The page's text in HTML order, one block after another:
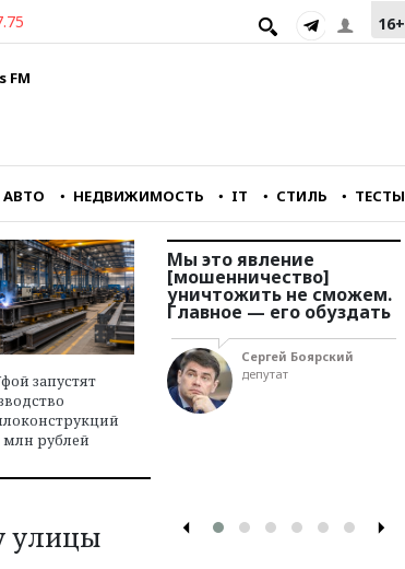
16+
FM
АВТО НЕДВИЖИМОСТЬ IT СТИЛЬ ТЕСТЫ
запустят
млн рублей
улицы
что
и не
то, может
бы машину
фен Dyson
Максим Ульянов
независимый
финансовый эксперт,
инвестор
Мы это явление
[мошенничество]
уничтожить не сможем.
Главное — его обуздать
Сергей Боярский
депутат